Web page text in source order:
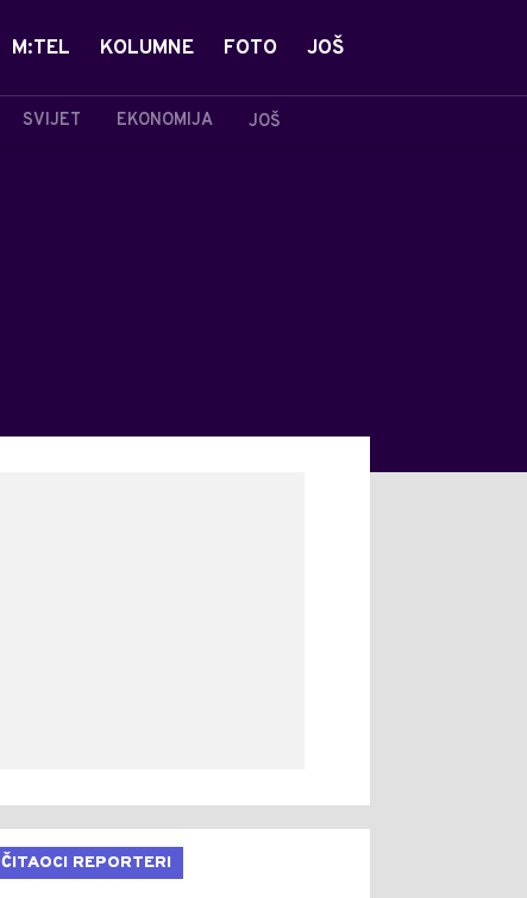
SVIJET EKONOMIJA JOŠ
M:TEL KOLUMNE FOTO JOŠ
ČITAOCI REPORTERI